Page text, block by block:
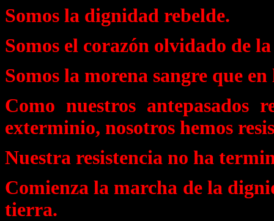
Somos la dignidad rebelde.
Somos el corazón olvidado de
Somos la morena sangre que
Como nuestros antepasados
exterminio, nosotros hemos
Nuestra resistencia no ha
Comienza la marcha de la
tierra.